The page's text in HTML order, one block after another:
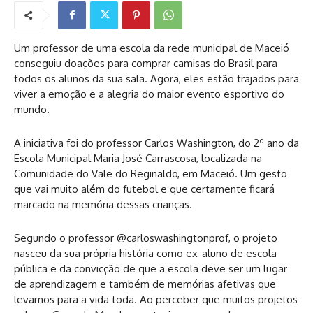
Um professor de uma escola da rede municipal de Maceió
conseguiu doações para comprar camisas do Brasil para
todos os alunos da sua sala. Agora, eles estão trajados para
viver a emoção e a alegria do maior evento esportivo do
mundo.
A iniciativa foi do professor Carlos Washington, do 2º ano da
Escola Municipal Maria José Carrascosa, localizada na
Comunidade do Vale do Reginaldo, em Maceió. Um gesto
que vai muito além do futebol e que certamente ficará
marcado na memória dessas crianças.
Segundo o professor @carloswashingtonprof, o projeto
nasceu da sua própria história como ex-aluno de escola
pública e da convicção de que a escola deve ser um lugar
de aprendizagem e também de memórias afetivas que
levamos para a vida toda. Ao perceber que muitos projetos